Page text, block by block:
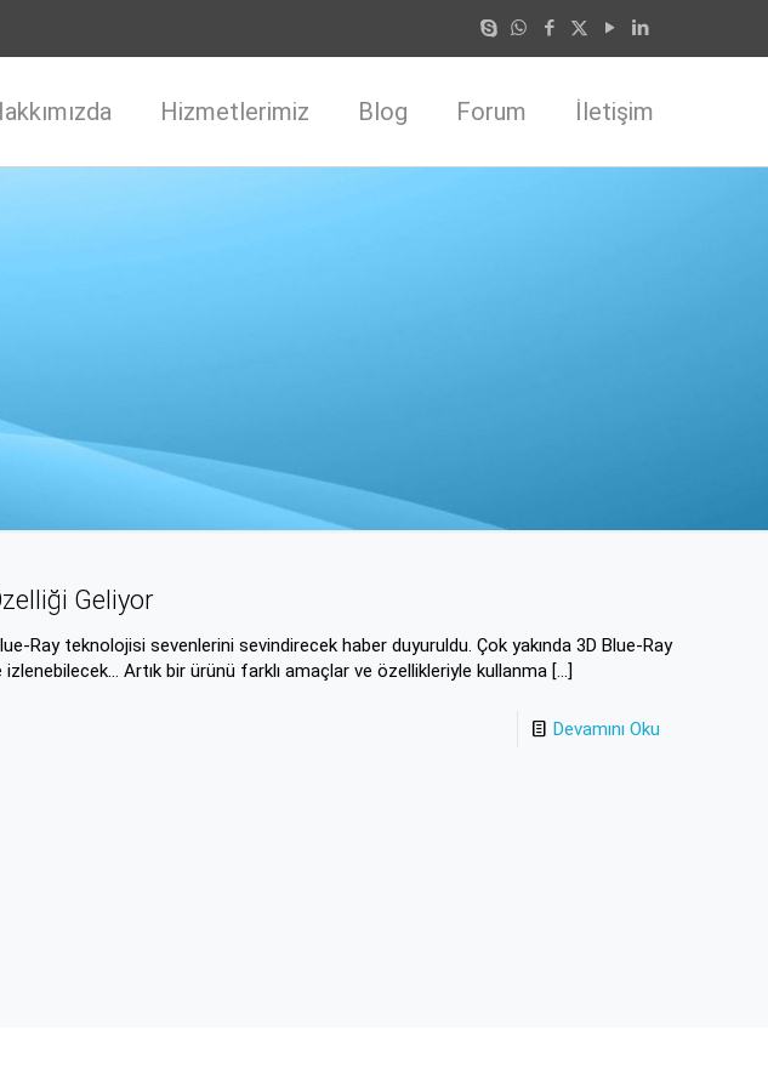
Hizmetlerimiz Blog Forum İletişim
Geliyor
Ray teknolojisi sevenlerini sevindirecek haber duyuruldu. Çok yakında 3D Blue-Ray
Artık bir ürünü farklı amaçlar ve özellikleriyle kullanma[…]
Devamını Oku